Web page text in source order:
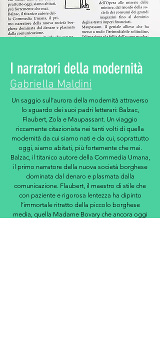
I narratori della modernità
Gabriella Maldini
Un saggio sull’aurora della modernità attraverso
lo sguardo dei suoi padri letterari: Balzac,
Flaubert, Zola e Maupassant. Un viaggio
riccamente citazionista nei tanti volti di quella
modernità da cui siamo nati e da cui, soprattutto
oggi, siamo abitati, più fortemente che mai.
Balzac, il titanico autore della Commedia Umana,
il primo narratore della nuova società borghese
dominata dal denaro e plasmata dalla
comunicazione. Flaubert, il maestro di stile che
con paziente e rigorosa lentezza ha dipinto
l’immortale ritratto della piccolo borghese
media, quella Madame Bovary che ancora oggi